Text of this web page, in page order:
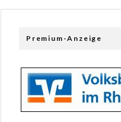
Premium-Anzeige